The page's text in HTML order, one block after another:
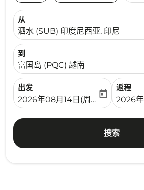
从
泗水 (SUB) 印度尼西亚, 印尼
到
富国岛 (PQC) 越南
出发
fc-booking-departure-date-
2026年08月14日(周五)
today
返程
fc-
2026
搜索